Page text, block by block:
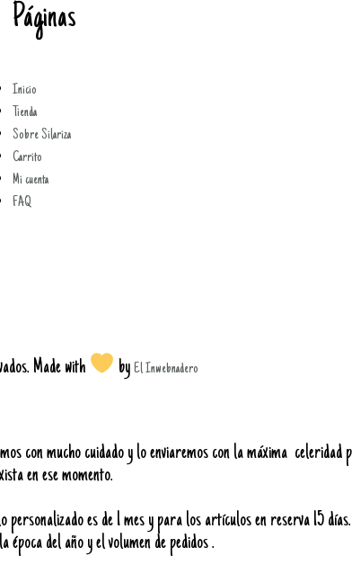
Páginas
Inicio
Tienda
Sobre Silariza
Carrito
Mi cuenta
FAQ
Made with by El Inwebnadero
con mucho cuidado y lo enviaremos con la máxima
en ese momento.
es de 1 mes y para los artículos en reserva 15 días.
del año y el volumen de pedidos .